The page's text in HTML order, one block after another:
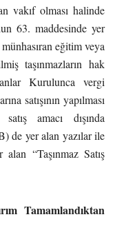
vakıf olması halinde
63. maddesinde yer
eğitim veya
taşınmazların hak
Kurulunca vergi
satışının yapılması
amacı dışında
de yer alan yazılar ile
“Taşınmaz Satış
Tamamlandıktan